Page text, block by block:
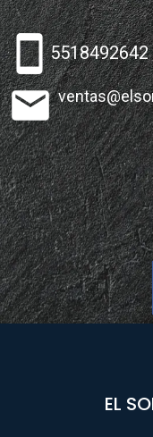
stay_current_portrait5518492642
email
EL